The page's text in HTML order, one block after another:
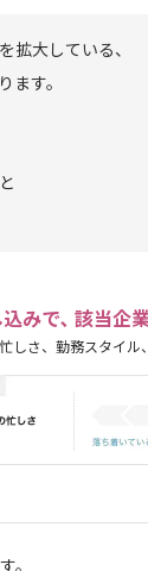
拡大している、
ます。
みで､ 該当企
しさ、勤務スタイル
。